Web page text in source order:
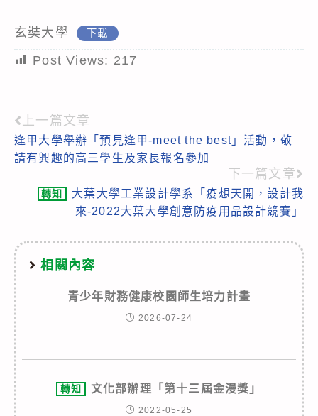
玄奘大學 下載
Post Views: 217
Read
more
上一篇文章
逢甲大學舉辦「預見逢甲-meet the best」活動，敬
請有興趣的高三學生及家長報名參加
下一篇文章
轉知
大葉大學工業設計學系「疫想天開，設計我
來-2022大葉大學創意防疫用品設計競賽」
相關內容
青少年財務健康校園師生培力計畫
2026-07-24
轉知 文化部辦理「第十三屆金漫獎」
2022-05-25